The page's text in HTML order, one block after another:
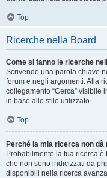
Top
Ricerche nella Board
Come si fanno le ricerche
Scrivendo una parola chiave
forum e negli argomenti. Alla
collegamento “Cerca” visibile
in base allo stile utilizzato.
Top
Perché la mia ricerca non dà
Probabilmente la tua ricerca
che non sono indicizzati da
disponibili nella ricerca